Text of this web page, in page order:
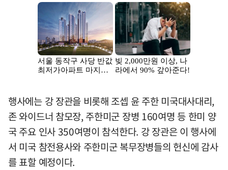
행사에는 강 장관을 비롯해 조셉 윤 주한 미국대사대리,
존 와이드너 참모장, 주한미군 장병 160여명 등 한미 양
국 주요 인사 350여명이 참석한다. 강 장관은 이 행사에
서 미국 참전용사와 주한미군 복무장병들의 헌신에 감사
를 표할 예정이다.